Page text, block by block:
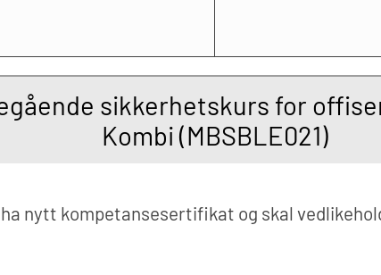
sikkerhetskurs for
Kombi (MBSBLE021)
nytt kompetansesertifikat og skal